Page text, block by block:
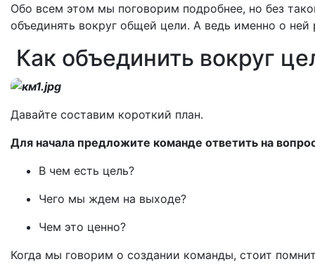
Обо всем этом мы поговорим подробнее, но без
объединять вокруг общей цели. А ведь именно о ней
Как объединить вокруг
Давайте составим короткий план.
Для начала предложите команде ответить на
В чем есть цель?
Чего мы ждем на выходе?
Чем это ценно?
Когда мы говорим о создании команды, стоит